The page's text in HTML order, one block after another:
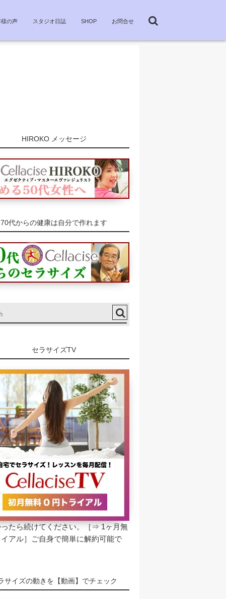
様の声 スタジオ日誌 SHOP お問合せ
HIROKO メッセージ
70代からの健康は自分で作れます
セラサイズTV
たら続けてください。［⇒ 1ヶ月無
アル］ご自身で簡単に解約可能で
サイズの動きを【動画】でチェック